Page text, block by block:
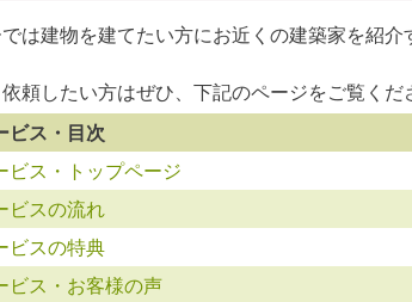
は建物を建てたい方にお近くの建築家を紹
頼したい方はぜひ、下記のページをご覧くだ
ビス・目次
ビス・トップページ
ビスの流れ
ビスの特典
ビス・お客様の声